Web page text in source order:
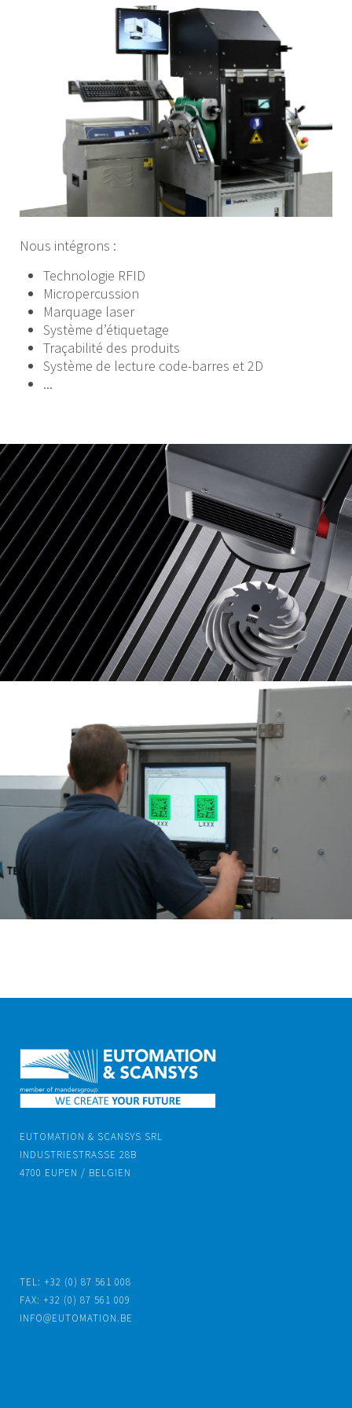
Nous intégrons :
Technologie RFID
Micropercussion
Marquage laser
Système d’étiquetage
Traçabilité des produits
Système de lecture code-barres et 2D
...
EUTOMATION & SCANSYS SRL
INDUSTRIESTRASSE 28B
4700 EUPEN / BELGIEN
TEL: +32 (0) 87 561 008
FAX: +32 (0) 87 561 009
INFO@EUTOMATION.BE